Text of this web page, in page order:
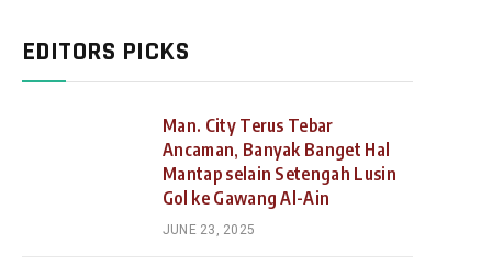
EDITORS PICKS
Man. City Terus Tebar
Ancaman, Banyak Banget Hal
Mantap selain Setengah Lusin
Gol ke Gawang Al-Ain
JUNE 23, 2025